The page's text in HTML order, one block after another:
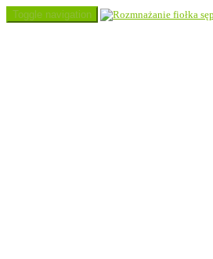
Toggle navigation